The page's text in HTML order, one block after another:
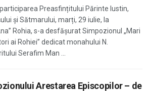
Preasfințitului Părinte Iustin,
și Sătmarului, marți, 29 iulie, la
Rohia, s-a desfășurat Simpozionul „Mari
ai Rohiei” dedicat monahului N.
Serafim Man ...
Arestarea Episcopilor – de